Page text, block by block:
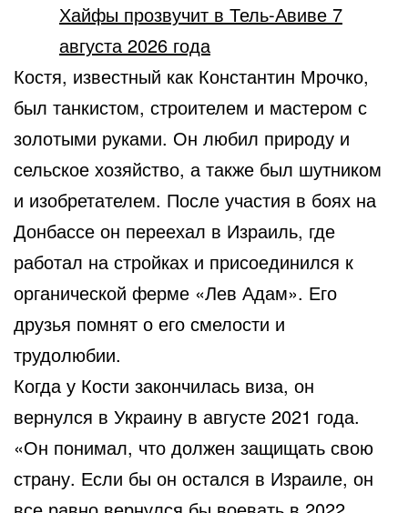
Хайфы прозвучит в Тель-Авиве 7
августа 2026 года
Костя, известный как Константин Мрочко,
был танкистом, строителем и мастером с
золотыми руками. Он любил природу и
сельское хозяйство, а также был шутником
и изобретателем. После участия в боях на
Донбассе он переехал в Израиль, где
работал на стройках и присоединился к
органической ферме «Лев Адам». Его
друзья помнят о его смелости и
трудолюбии.
Когда у Кости закончилась виза, он
вернулся в Украину в августе 2021 года.
«Он понимал, что должен защищать свою
страну. Если бы он остался в Израиле, он